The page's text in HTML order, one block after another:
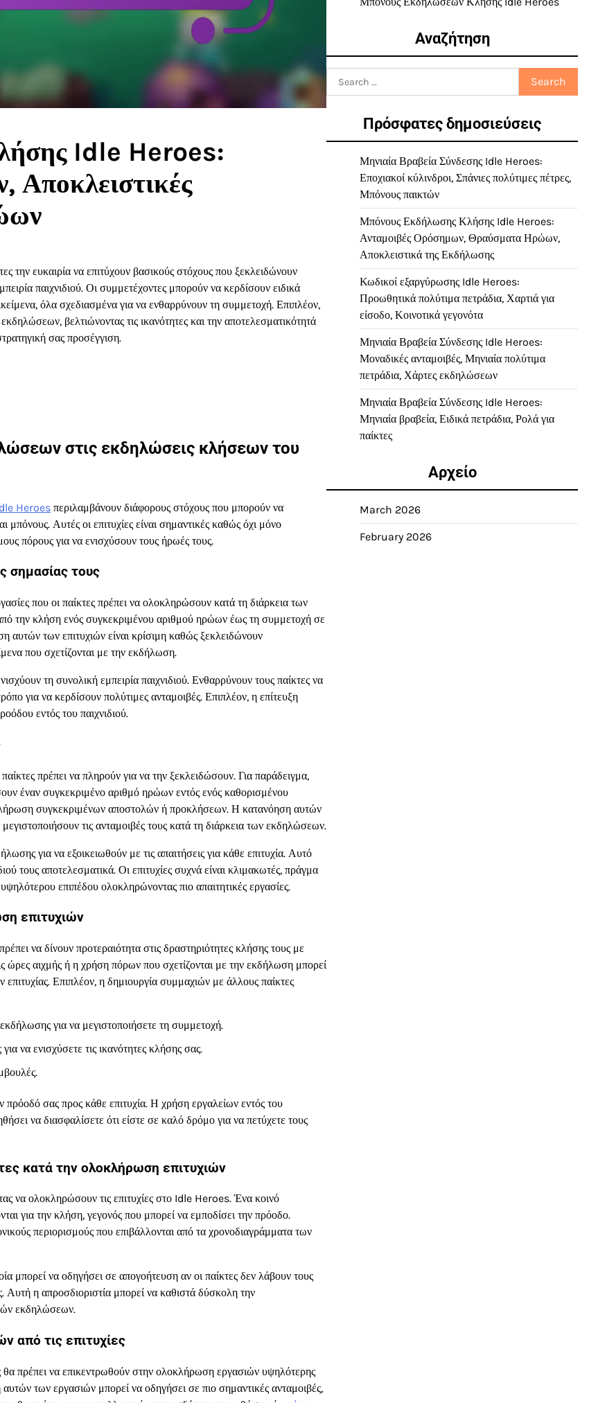
Idle Heroes:
Αποκλειστικές
ευκαιρία να επιτύχουν βασικούς στόχους που ξεκλειδώνουν
παιχνιδιού. Οι συμμετέχοντες μπορούν να κερδίσουν ειδικά
όλα σχεδιασμένα για να ενθαρρύνουν τη συμμετοχή. Επιπλέον,
βελτιώνοντας τις ικανότητες και την αποτελεσματικότητά
σας προσέγγιση.
στις εκδηλώσεις κλήσεων του
Heroes περιλαμβάνουν διάφορους στόχους που μπορούν να
μπόνους. Αυτές οι επιτυχίες είναι σημαντικές καθώς όχι μόνο
πόρους για να ενισχύσουν τους ήρωές τους.
σημασίας τους
που οι παίκτες πρέπει να ολοκληρώσουν κατά τη διάρκεια των
την κλήση ενός συγκεκριμένου αριθμού ηρώων έως τη συμμετοχή σε
αυτών των επιτυχιών είναι κρίσιμη καθώς ξεκλειδώνουν
που σχετίζονται με την εκδήλωση.
τη συνολική εμπειρία παιχνιδιού. Ενθαρρύνουν τους παίκτες να
για να κερδίσουν πολύτιμες ανταμοιβές. Επιπλέον, η επίτευξη
εντός του παιχνιδιού.
πρέπει να πληρούν για να την ξεκλειδώσουν. Για παράδειγμα,
έναν συγκεκριμένο αριθμό ηρώων εντός ενός καθορισμένου
συγκεκριμένων αποστολών ή προκλήσεων. Η κατανόηση αυτών
τις ανταμοιβές τους κατά τη διάρκεια των εκδηλώσεων.
για να εξοικειωθούν με τις απαιτήσεις για κάθε επιτυχία. Αυτό
τους αποτελεσματικά. Οι επιτυχίες συχνά είναι κλιμακωτές, πράγμα
επιπέδου ολοκληρώνοντας πιο απαιτητικές εργασίες.
επιτυχιών
να δίνουν προτεραιότητα στις δραστηριότητες κλήσης τους με
ώρες αιχμής ή η χρήση πόρων που σχετίζονται με την εκδήλωση μπορεί
Επιπλέον, η δημιουργία συμμαχιών με άλλους παίκτες
για να μεγιστοποιήσετε τη συμμετοχή.
να ενισχύσετε τις ικανότητες κλήσης σας.
πρόοδό σας προς κάθε επιτυχία. Η χρήση εργαλείων εντός του
να διασφαλίσετε ότι είστε σε καλό δρόμο για να πετύχετε τους
κατά την ολοκλήρωση επιτυχιών
να ολοκληρώσουν τις επιτυχίες στο Idle Heroes. Ένα κοινό
για την κλήση, γεγονός που μπορεί να εμποδίσει την πρόοδο.
περιορισμούς που επιβάλλονται από τα χρονοδιαγράμματα των
να οδηγήσει σε απογοήτευση αν οι παίκτες δεν λάβουν τους
Αυτή η απροσδιοριστία μπορεί να καθιστά δύσκολη την
εκδηλώσεων.
από τις επιτυχίες
θα πρέπει να επικεντρωθούν στην ολοκλήρωση εργασιών υψηλότερης
των εργασιών μπορεί να οδηγήσει σε πιο σημαντικές ανταμοιβές,
Αναζήτηση
Search
for:
Πρόσφατες δημοσιεύσεις
Μηνιαία Βραβεία Σύνδεσης Idle Heroes:
Εποχιακοί κύλινδροι, Σπάνιες πολύτιμες πέτρες,
Μπόνους παικτών
Μπόνους Εκδήλωσης Κλήσης Idle Heroes:
Ανταμοιβές Ορόσημων, Θραύσματα Ηρώων,
Αποκλειστικά της Εκδήλωσης
Κωδικοί εξαργύρωσης Idle Heroes:
Προωθητικά πολύτιμα πετράδια, Χαρτιά για
είσοδο, Κοινοτικά γεγονότα
Μηνιαία Βραβεία Σύνδεσης Idle Heroes:
Μοναδικές ανταμοιβές, Μηνιαία πολύτιμα
πετράδια, Χάρτες εκδηλώσεων
Μηνιαία Βραβεία Σύνδεσης Idle Heroes:
Μηνιαία βραβεία, Ειδικά πετράδια, Ρολά για
παίκτες
Αρχείο
March 2026
February 2026